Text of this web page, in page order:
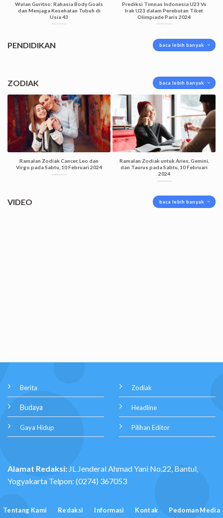
Wulan Guritno: Rahasia Body Goals
dan Menjaga Kesehatan Tubuh di
Usia 43
Prediksi Timnas Indonesia U23 Vs
Irak U23 dalam Perebutan Tiket
Olimpiade Paris 2024
PENDIDIKAN baca lebih banyak
ZODIAK baca lebih banyak
Ramalan Zodiak Cancer, Leo dan
Virgo pada Sabtu, 10 Februari 2024
Ramalan Zodiak untuk Aries, Gemini,
dan Taurus pada Sabtu, 10 Februari
2024
VIDEO baca lebih banyak
Berita
Budaya
Gaya Hidup
Zodiak
Headline
Pilihan Editor
Alamat Redaksi: JL Jenderal Ahmad Yani No.22, Bantul,
Yogyakarta Telpon: (0274) 367053
Tentang Kami Redaksi Informasi Kontak Pedoman Media